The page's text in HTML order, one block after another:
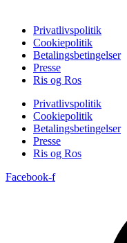
Privatlivspolitik
Cookiepolitik
Betalingsbetingelser
Presse
Ris og Ros
Privatlivspolitik
Cookiepolitik
Betalingsbetingelser
Presse
Ris og Ros
Facebook-f